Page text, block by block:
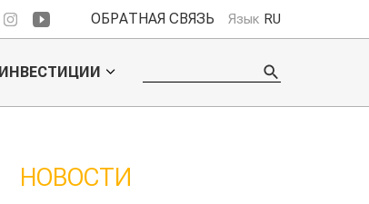
ОБРАТНАЯ СВЯЗЬ Язык RU
ИНВЕСТИЦИИ
НОВОСТИ